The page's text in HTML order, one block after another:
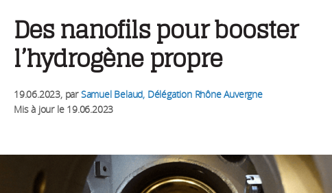
Des nanofils pour booster
l’hydrogène propre
19.06.2023, parSamuel Belaud, Délégation Rhône Auvergne
Mis à jour le 19.06.2023